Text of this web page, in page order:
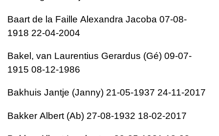
Baart de la Faille Alexandra Jacoba 07-08-
1918 22-04-2004
Bakel, van Laurentius Gerardus (Gé) 09-07-
1915 08-12-1986
Bakhuis Jantje (Janny) 21-05-1937 24-11-2017
Bakker Albert (Ab) 27-08-1932 18-02-2017